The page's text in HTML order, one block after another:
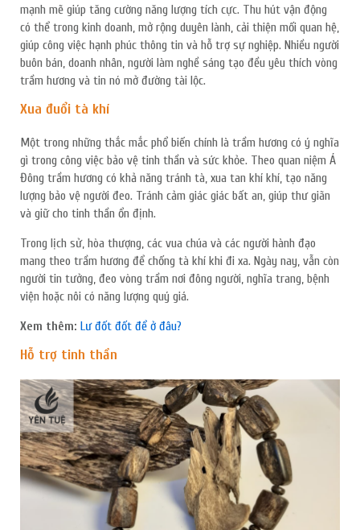
mạnh mẽ giúp tăng cường năng lượng tích cực. Thu hút vận động
có thể trong kinh doanh, mở rộng duyên lành, cải thiện mối quan hệ,
giúp công việc hạnh phúc thông tin và hỗ trợ sự nghiệp. Nhiều người
buôn bán, doanh nhân, người làm nghề sáng tạo đều yêu thích vòng
trầm hương và tin nó mở đường tài lộc.
Xua đuổi tà khí
Một trong những thắc mắc phổ biến chính là trầm hương có ý nghĩa
gì trong công việc bảo vệ tinh thần và sức khỏe. Theo quan niệm Á
Đông trầm hương có khả năng tránh tà, xua tan khí khí, tạo năng
lượng bảo vệ người đeo. Tránh cảm giác giác bất an, giúp thư giãn
và giữ cho tinh thần ổn định.
Trong lịch sử, hòa thượng, các vua chúa và các người hành đạo
mang theo trầm hương để chống tà khí khi đi xa. Ngày nay, vẫn còn
người tin tưởng, đeo vòng trầm nơi đông người, nghĩa trang, bệnh
viện hoặc nôi có năng lượng quý giá.
Xem thêm: Lư đốt đốt để ở đâu?
Hỗ trợ tinh thần